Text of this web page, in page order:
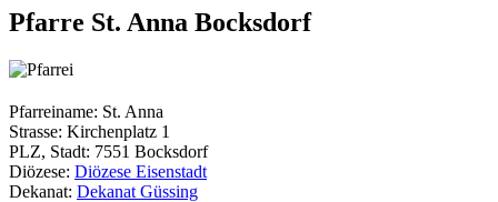
Pfarre St. Anna Bocksdorf
Pfarreiname: St. Anna
Strasse: Kirchenplatz 1
PLZ, Stadt: 7551 Bocksdorf
Diözese: Diözese Eisenstadt
Dekanat: Dekanat Güssing